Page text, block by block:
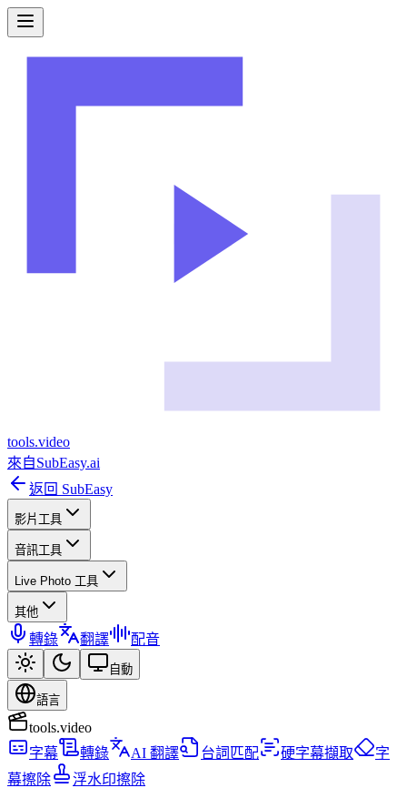
tools.video
來自SubEasy.ai
返回 SubEasy
影片工具
音訊工具
Live Photo 工具
其他
轉錄 翻譯 配音
自動
語言
tools.video
字幕
轉錄 AI 翻譯 台詞匹配 硬字幕擷取
字
幕擦除
浮水印擦除